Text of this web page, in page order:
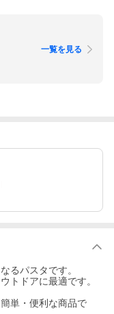
一覧を見る
るパスタです。
トドアに最適です。
単・便利な商品で